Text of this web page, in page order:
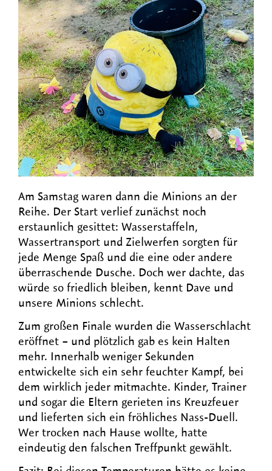
Am Samstag waren dann die Minions an der
Reihe. Der Start verlief zunächst noch
erstaunlich gesittet: Wasserstaffeln,
Wassertransport und Zielwerfen sorgten für
jede Menge Spaß und die eine oder andere
überraschende Dusche. Doch wer dachte, das
würde so friedlich bleiben, kennt Dave und
unsere Minions schlecht.
Zum großen Finale wurden die Wasserschlacht
eröffnet – und plötzlich gab es kein Halten
mehr. Innerhalb weniger Sekunden
entwickelte sich ein sehr feuchter Kampf, bei
dem wirklich jeder mitmachte. Kinder, Trainer
und sogar die Eltern gerieten ins Kreuzfeuer
und lieferten sich ein fröhliches Nass-Duell.
Wer trocken nach Hause wollte, hatte
eindeutig den falschen Treffpunkt gewählt.